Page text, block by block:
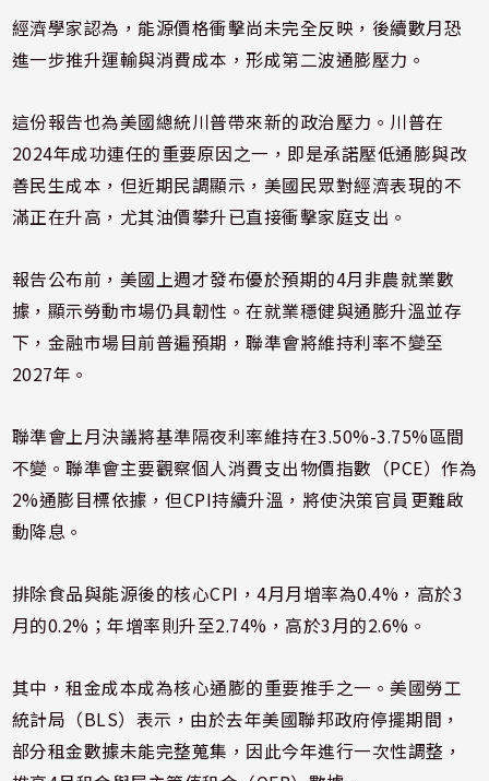
經濟學家認為，能源價格衝擊尚未完全反映，後續數月恐
進一步推升運輸與消費成本，形成第二波通膨壓力。
這份報告也為美國總統川普帶來新的政治壓力。川普在
2024年成功連任的重要原因之一，即是承諾壓低通膨與改
善民生成本，但近期民調顯示，美國民眾對經濟表現的不
滿正在升高，尤其油價攀升已直接衝擊家庭支出。
報告公布前，美國上週才發布優於預期的4月非農就業數
據，顯示勞動市場仍具韌性。在就業穩健與通膨升溫並存
下，金融市場目前普遍預期，聯準會將維持利率不變至
2027年。
聯準會上月決議將基準隔夜利率維持在3.50%-3.75%區間
不變。聯準會主要觀察個人消費支出物價指數（PCE）作為
2%通膨目標依據，但CPI持續升溫，將使決策官員更難啟
動降息。
排除食品與能源後的核心CPI，4月月增率為0.4%，高於3
月的0.2%；年增率則升至2.74%，高於3月的2.6%。
其中，租金成本成為核心通膨的重要推手之一。美國勞工
統計局（BLS）表示，由於去年美國聯邦政府停擺期間，
部分租金數據未能完整蒐集，因此今年進行一次性調整，